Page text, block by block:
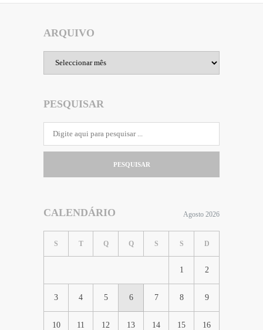
ARQUIVO
PESQUISAR
PESQUISAR
CALENDÁRIO Agosto 2026
S T Q Q S S D
1 2
3 4 5 6 7 8 9
10 11 12 13 14 15 16